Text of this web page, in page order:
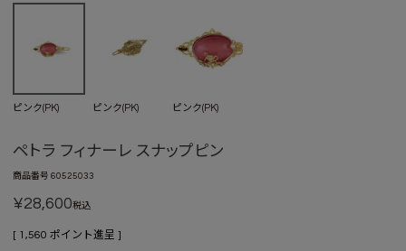
ピンク(PK) ピンク(PK) ピンク(PK)
ペトラ フィナーレ スナップピン
商品番号 60525033
¥28,600税込
[ 1,560 ポイント進呈 ]